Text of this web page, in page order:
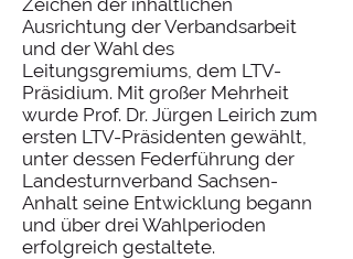
Zeichen der inhaltlichen
Ausrichtung der Verbandsarbeit
und der Wahl des
Leitungsgremiums, dem LTV-
Präsidium. Mit großer Mehrheit
wurde Prof. Dr. Jürgen Leirich zum
ersten LTV-Präsidenten gewählt,
unter dessen Federführung der
Landesturnverband Sachsen-
Anhalt seine Entwicklung begann
und über drei Wahlperioden
erfolgreich gestaltete.